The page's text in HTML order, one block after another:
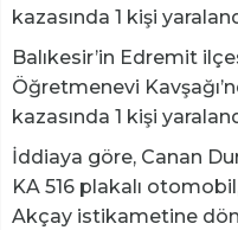
kazasında 1 kişi
Balıkesir’in Edremit
Öğretmenevi
kazasında 1 kişi
İddiaya göre, Canan
KA 516 plakalı
Akçay istikametine